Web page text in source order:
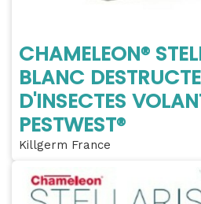
CHAMELEON®
BLANC
D'INSECTES
PESTWEST®
Killgerm France